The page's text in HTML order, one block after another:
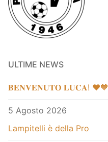
ULTIME NEWS
𝐁𝐄𝐍𝐕𝐄𝐍𝐔𝐓𝐎 𝐋𝐔𝐂𝐀! ❤️💙
5 Agosto 2026
Lampitelli è della Pro